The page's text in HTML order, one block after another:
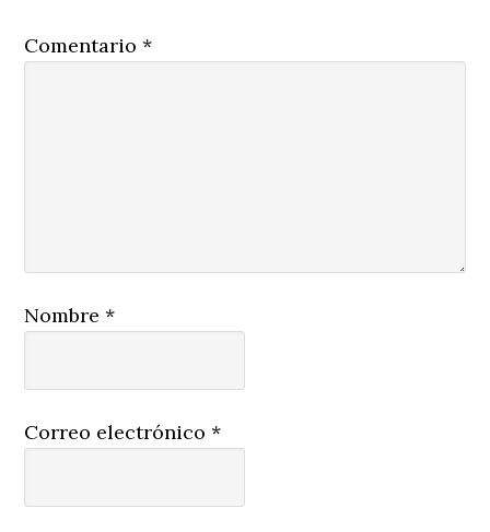
Comentario*
Nombre*
Correo electrónico*